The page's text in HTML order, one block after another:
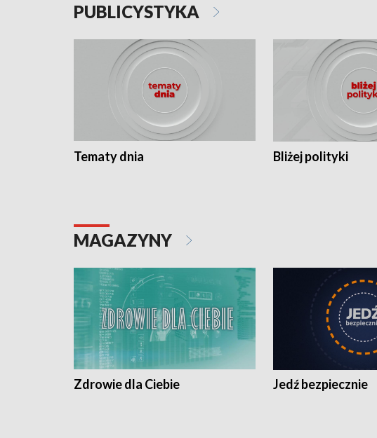
PUBLICYSTYKA
Tematy dnia Bliżej polityki
MAGAZYNY
Zdrowie dla Ciebie Jedź bezpiecznie